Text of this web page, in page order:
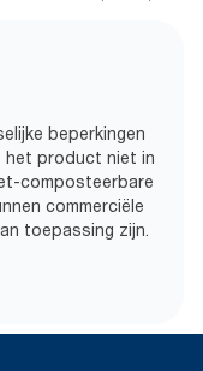
beperkingen
product niet in
composteerbare
commerciële
toepassing zijn.